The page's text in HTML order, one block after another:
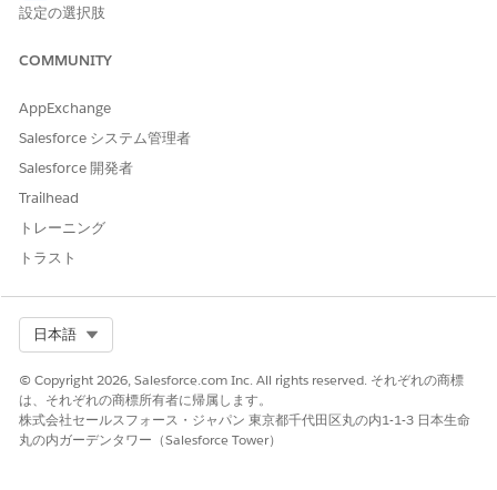
設定の選択肢
COMMUNITY
AppExchange
Salesforce システム管理者
Salesforce 開発者
Trailhead
トレーニング
トラスト
日本語
© Copyright 2026, Salesforce.com Inc. All rights reserved. それぞれの商標
は、それぞれの商標所有者に帰属します。
株式会社セールスフォース・ジャパン 東京都千代田区丸の内1-1-3 日本生命
丸の内ガーデンタワー（Salesforce Tower）